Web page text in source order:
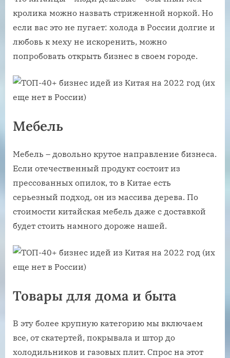
кролика можно назвать стриженной норкой. Но
если вас это не пугает: холода в России долгие и
любовь к меху не искоренить, можно
попробовать открыть бизнес в своем городе.
Мебель
Мебель – довольно крутое направление бизнеса.
Если отечественный продукт состоит из
прессованных опилок, то в Китае есть
серьезный подход, он из массива дерева. По
стоимости китайская мебель даже с доставкой
будет стоить намного дороже нашей.
Товары для дома и быта
В эту более крупную категорию мы включаем
все, от скатертей, покрывала и штор до
холодильников и газовых плит. Спрос на этот